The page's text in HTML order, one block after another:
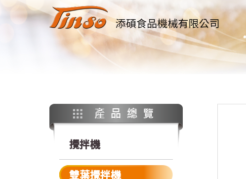
攪拌機
雙葉攪拌機